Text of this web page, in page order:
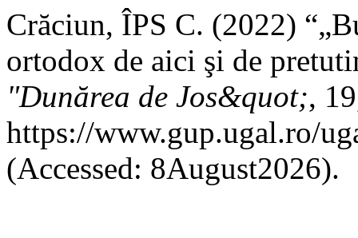
Crăciun, ÎPS C. (2022)
ortodox de aici şi de
"Dunărea de Jos&quot;,
https://www.gup.ugal.ro/
(Accessed: 8August2026).